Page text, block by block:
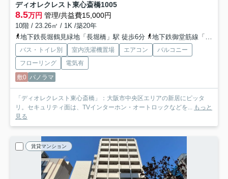
ディオレクレスト東心斎橋1005
8.5万円 管理/共益費15,000円
10階 / 23.26㎡ / 1K /築20年
地下鉄長堀鶴見緑地「長堀橋」駅 徒歩6分
地下鉄御堂筋線「心斎橋」駅 徒歩10分
バス・トイレ別 室内洗濯機置場 エアコン
バルコニー
フローリング
電気有
敷0 パノラマ
「ディオレクレスト東心斎橋」：大阪市中央区エリアの新居にピッタ
リ。セキュリティ面は、TVインターホン・オートロックなどを... もっと
見る
賃貸マンション